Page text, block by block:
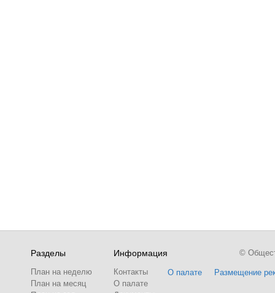
Разделы
План на неделю
План на месяц
Информация
Контакты
О палате
О палате Размещение
©